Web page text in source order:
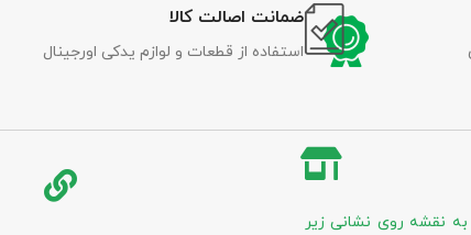
ضمانت اصالت کالا
استفاده از قطعات و لوازم یدکی اورجینال
نقشه روی نشانی زیر